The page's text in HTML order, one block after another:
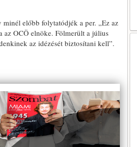
előbb folytatódjék a per. „Ez az
az OCÖ elnöke. Fölmerült a július
az idézését biztosítani kell”.